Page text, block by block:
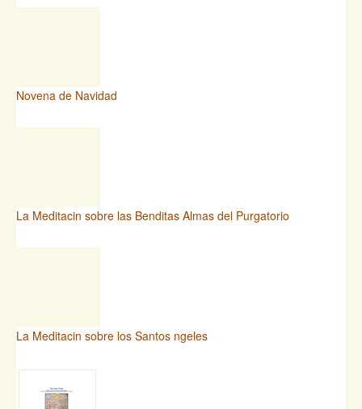
Novena de Navidad
La Meditacin sobre las Benditas Almas del Purgatorio
La Meditacin sobre los Santos ngeles